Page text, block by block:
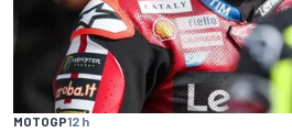
MOTOGP12 h